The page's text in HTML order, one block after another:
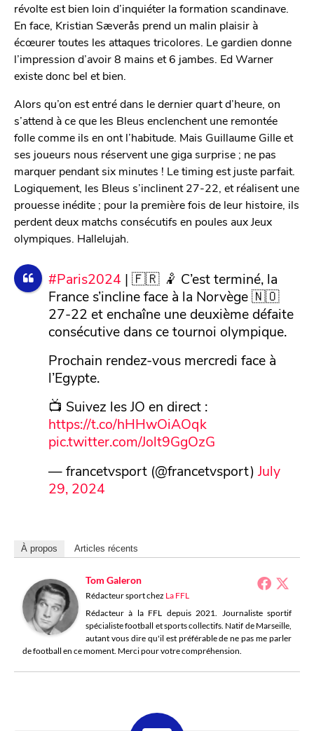
révolte est bien loin d’inquiéter la formation scandinave.
En face, Kristian Sæverås prend un malin plaisir à
écœurer toutes les attaques tricolores. Le gardien donne
l’impression d’avoir 8 mains et 6 jambes. Ed Warner
existe donc bel et bien.
Alors qu’on est entré dans le dernier quart d’heure, on
s’attend à ce que les Bleus enclenchent une remontée
folle comme ils en ont l’habitude. Mais Guillaume Gille et
ses joueurs nous réservent une giga surprise ; ne pas
marquer pendant six minutes ! Le timing est juste parfait.
Logiquement, les Bleus s’inclinent 27-22, et réalisent une
prouesse inédite ; pour la première fois de leur histoire, ils
perdent deux matchs consécutifs en poules aux Jeux
olympiques. Hallelujah.
#Paris2024 | 🇫🇷 🤾 C’est terminé, la
France s’incline face à la Norvège 🇳🇴
27-22 et enchaîne une deuxième défaite
consécutive dans ce tournoi olympique.
Prochain rendez-vous mercredi face à
l’Egypte.
📺 Suivez les JO en direct :
https://t.co/hHHwOiAOqk
pic.twitter.com/Jolt9GgOzG
— francetvsport (@francetvsport) July
29, 2024
À propos Articles récents
Tom Galeron
Rédacteur sportchez La FFL
Rédacteur à la FFL depuis 2021. Journaliste sportif
spécialiste football et sports collectifs. Natif de Marseille,
autant vous dire qu'il est préférable de ne pas me parler
de football en ce moment. Merci pour votre compréhension.